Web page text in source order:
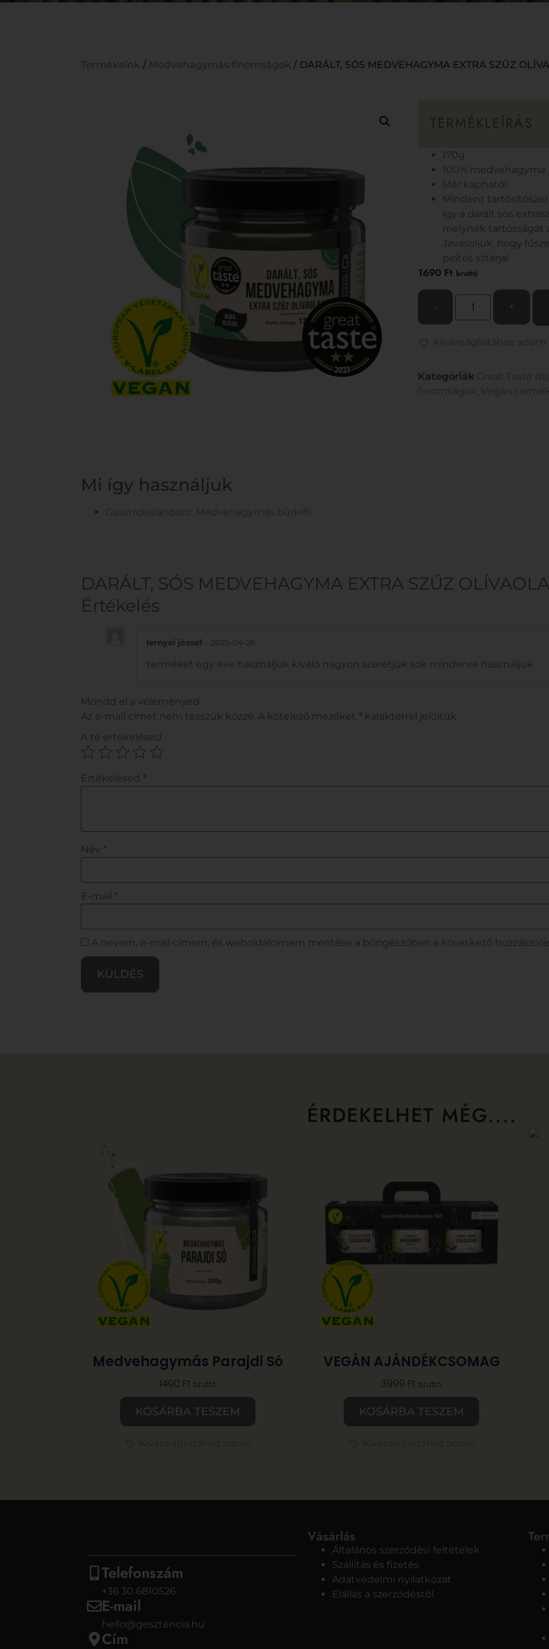
Termékeink / Medvehagymás finomságok / DARÁLT, SÓS MEDVEHAGYMA EXTRA SZŰZ
TERMÉKLEÍRÁS
170g
100% medvehagyma
Már kapható!
Mindent
így a darált sós
melynek tartósságát
Javasoljuk, hogy
pirítós sztárja!
1690 Ft bruttó
+
Kívánságlistához adom
Kategóriák Great Taste
finomságok Vegán
Mi így használjuk
Gasztrokalandozz: Medvehagymás búrkifli
DARÁLT, SÓS MEDVEHAGYMA EXTRA SZŰZ
Értékelés
lernyei józsef 2025-04-26
terméket egy éve használjuk kiváló nagyon szeretjük sok mindenre használjuk
Mondd el a véleményed
Az e-mail címet nem tesszük közzé. A kötelező mezőket * karakterrel jelöltük
A te értékelésed
Értékelésed *
Név *
E-mail *
A nevem, e-mail címem, és weboldalcímem mentése a böngészőben a következő
ÉRDEKELHET MÉG....
Medvehagymás Parajdi Só
1490 Ft bruttó
KOSÁRBA TESZEM
VEGÁN AJÁNDÉKCSOMAG
3999 Ft bruttó
KOSÁRBA TESZEM
Telefonszám
+36 30 6810526
E-mail
hello@gesztencia.hu
Cím
Vásárlás
Általános szerződési feltételek
Szállítás és fizetés
Adatvédelmi nyilatkozat
Elállás a szerződéstől